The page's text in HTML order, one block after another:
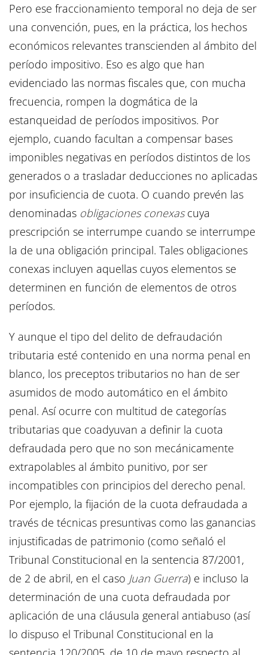
Pero ese fraccionamiento temporal no deja de ser
una convención, pues, en la práctica, los hechos
económicos relevantes transcienden al ámbito del
período impositivo. Eso es algo que han
evidenciado las normas fiscales que, con mucha
frecuencia, rompen la dogmática de la
estanqueidad de períodos impositivos. Por
ejemplo, cuando facultan a compensar bases
imponibles negativas en períodos distintos de los
generados o a trasladar deducciones no aplicadas
por insuficiencia de cuota. O cuando prevén las
denominadas obligaciones conexascuya
prescripción se interrumpe cuando se interrumpe
la de una obligación principal. Tales obligaciones
conexas incluyen aquellas cuyos elementos se
determinen en función de elementos de otros
períodos.
Y aunque el tipo del delito de defraudación
tributaria esté contenido en una norma penal en
blanco, los preceptos tributarios no han de ser
asumidos de modo automático en el ámbito
penal. Así ocurre con multitud de categorías
tributarias que coadyuvan a definir la cuota
defraudada pero que no son mecánicamente
extrapolables al ámbito punitivo, por ser
incompatibles con principios del derecho penal.
Por ejemplo, la fijación de la cuota defraudada a
través de técnicas presuntivas como las ganancias
injustificadas de patrimonio (como señaló el
Tribunal Constitucional en la sentencia 87/2001,
de 2 de abril, en el caso Juan Guerra) e incluso la
determinación de una cuota defraudada por
aplicación de una cláusula general antiabuso (así
lo dispuso el Tribunal Constitucional en la